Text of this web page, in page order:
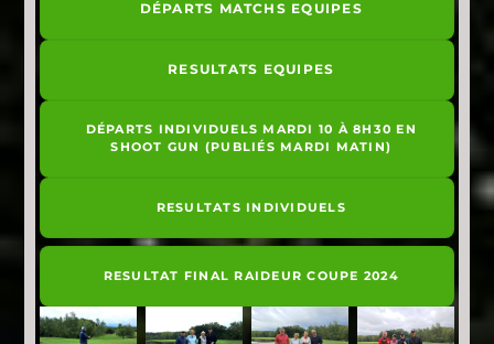
DÉPARTS MATCHS EQUIPES
RESULTATS EQUIPES
DÉPARTS INDIVIDUELS MARDI 10 À 8H30 EN
SHOOT GUN (PUBLIÉS MARDI MATIN)
RESULTATS INDIVIDUELS
RESULTAT FINAL RAIDEUR COUPE 2024